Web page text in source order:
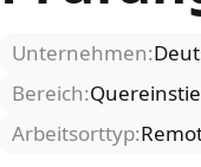
Unternehmen:
Bereich:
Arbeitsorttyp: